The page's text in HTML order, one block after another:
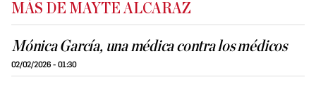
MÁS DE MAYTE ALCARAZ
Mónica García, una médica contra los médicos
02/02/2026 - 01:30